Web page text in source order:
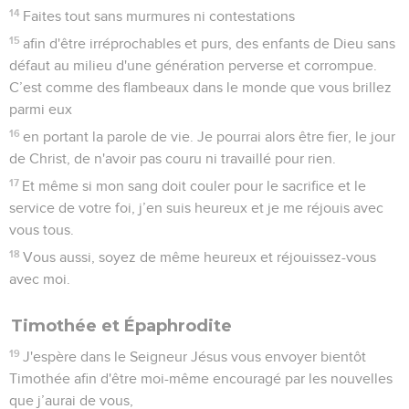
14 Faites tout sans murmures ni contestations
15 afin d'être irréprochables et purs, des enfants de Dieu sans
défaut au milieu d'une génération perverse et corrompue.
C’est comme des flambeaux dans le monde que vous brillez
parmi eux
16 en portant la parole de vie. Je pourrai alors être fier, le jour
de Christ, de n'avoir pas couru ni travaillé pour rien.
17 Et même si mon sang doit couler pour le sacrifice et le
service de votre foi, j’en suis heureux et je me réjouis avec
vous tous.
18 Vous aussi, soyez de même heureux et réjouissez-vous
avec moi.
Timothée et Épaphrodite
19 J'espère dans le Seigneur Jésus vous envoyer bientôt
Timothée afin d'être moi-même encouragé par les nouvelles
que j’aurai de vous,